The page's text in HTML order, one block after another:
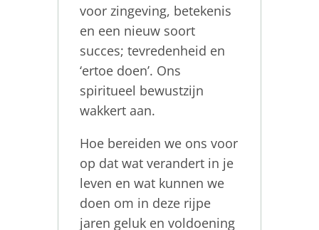
voor zingeving, betekenis
en een nieuw soort
succes; tevredenheid en
‘ertoe doen’. Ons
spiritueel bewustzijn
wakkert aan.
Hoe bereiden we ons voor
op dat wat verandert in je
leven en wat kunnen we
doen om in deze rijpe
jaren geluk en voldoening